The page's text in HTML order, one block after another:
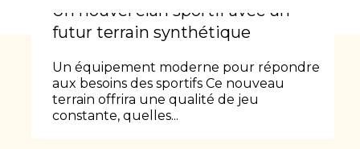
Un nouvel élan sportif avec un
futur terrain synthétique
Un équipement moderne pour répondre
aux besoins des sportifs Ce nouveau
terrain offrira une qualité de jeu
constante, quelles...